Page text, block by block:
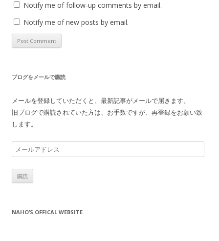
Notify me of follow-up comments by email.
Notify me of new posts by email.
ブログをメールで購読
メールを登録していただくと、最新記事がメールで届きます。
旧ブログで購読されていた方は、お手数ですが、再登録をお願い致
します。
メ
ー
ル
ア
NAHO’S OFFICAL WEBSITE